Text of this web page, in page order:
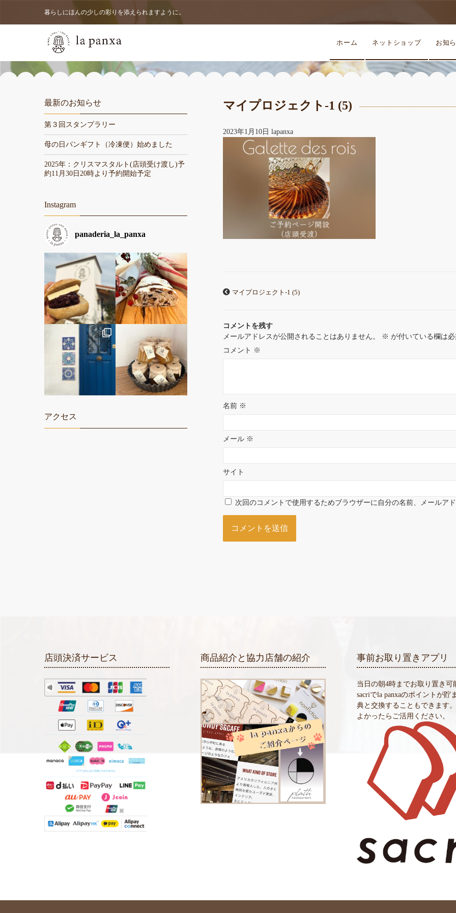
ホーム ネットショップ お知
暮らしにほんの少しの彩りを添えられますように。
マイプロジェクト-1 (5)
2023年1月10日 lapanxa
マイプロジェクト-1 (5)
コメントを残す
メールアドレスが公開されることはありません。
※ が付いている欄は
コメント ※
名前 ※
メール ※
サイト
次回のコメントで使用するためブラウザーに自分の名前、メールア
最新のお知らせ
第３回スタンプラリー
母の日パンギフト（冷凍便）始めました
2025年：クリスマスタルト(店頭受け渡し)予
約11月30日20時より予約開始予定
Instagram
panaderia_la_panxa
アクセス
店頭決済サービス 商品紹介と協力店舗の紹介 事前お取り置きアプリ
当日の朝4時までお取り置き可
sacriでla panxaのポイントが貯
典と交換することもできます。
よかったらご活用ください。